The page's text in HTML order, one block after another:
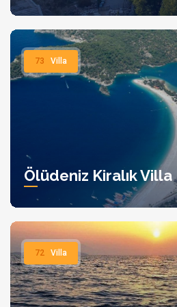
Tipi: Tripleks villa, 180 m² Villa Bianca,
sunmaktadır.
73 Villa
Ölüdeniz Kiralık Villa
72 Villa